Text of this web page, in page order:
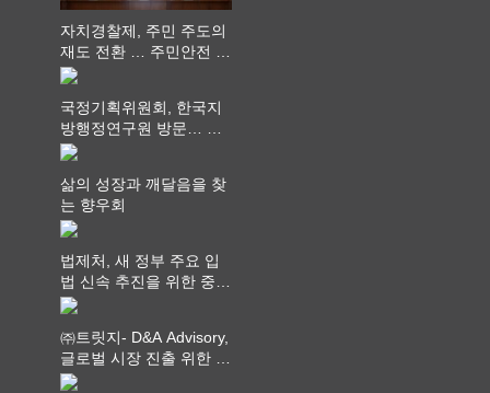
자치경찰제, 주민 주도의
재도 전환 … 주민안전 치
안서비스가 최우선 되어
국정기획위원회, 한국지
방행정연구원 방문… 국
가균형성장 논의
삶의 성장과 깨달음을 찾
는 향우회
법제처, 새 정부 주요 입
법 신속 추진을 위한 중앙
부처 법무담당관 회의 개
㈜트릿지- D&A Advisory,
글로벌 시장 진출 위한 전
략적 업무협약 체결